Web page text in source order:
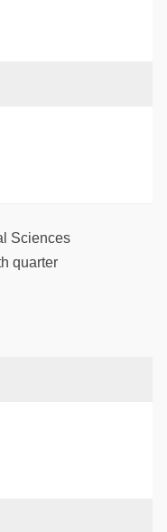
Sciences
quarter